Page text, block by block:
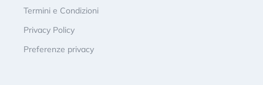
Termini e Condizioni
Privacy Policy
Preferenze privacy